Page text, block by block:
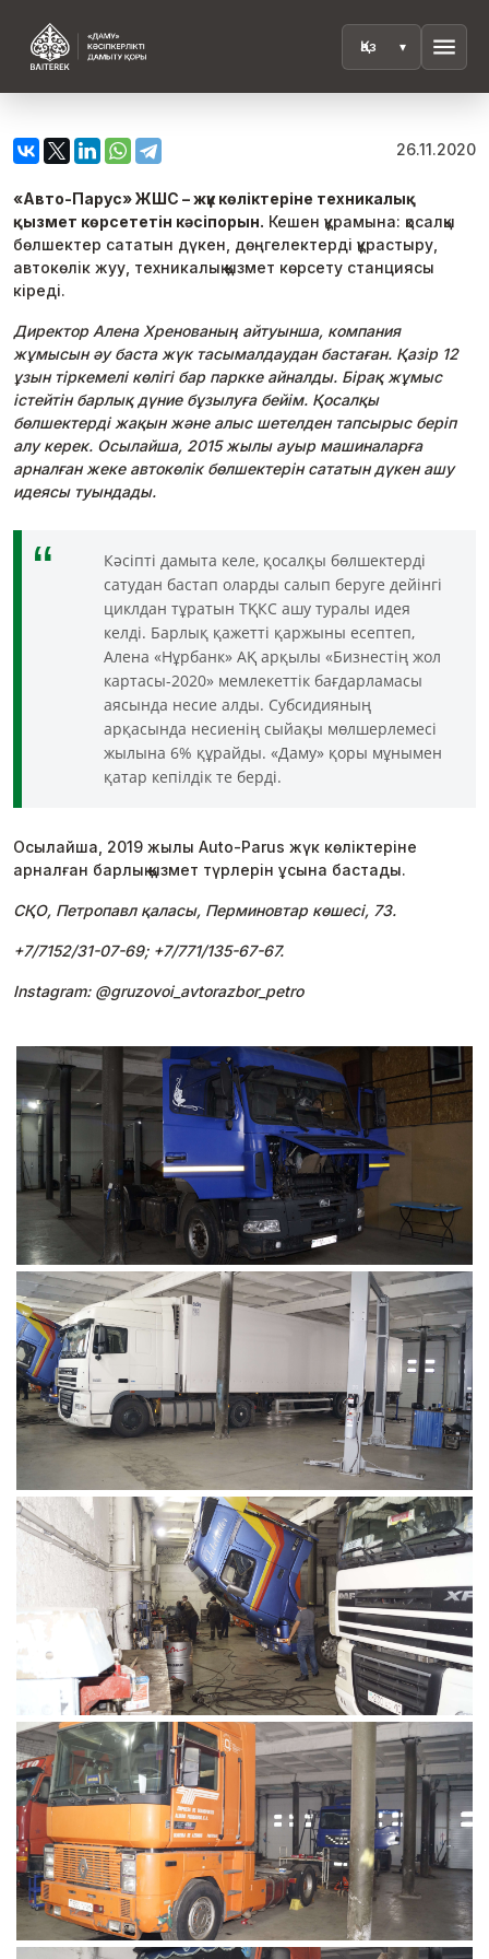
menu
26.11.2020
«Авто-Парус» ЖШС – жүк көліктеріне техникалық
қызмет көрсететін кәсіпорын. Кешен құрамына: қосалқы
бөлшектер сататын дүкен, дөңгелектерді құрастыру,
автокөлік жуу, техникалық қызмет көрсету станциясы
кіреді.
Директор Алена Хренованың айтуынша, компания
жұмысын әу баста жүк тасымалдаудан бастаған. Қазір 12
ұзын тіркемелі көлігі бар паркке айналды. Бірақ жұмыс
істейтін барлық дүние бұзылуға бейім. Қосалқы
бөлшектерді жақын және алыс шетелден тапсырыс беріп
алу керек. Осылайша, 2015 жылы ауыр машиналарға
арналған жеке автокөлік бөлшектерін сататын дүкен ашу
идеясы туындады.
Кәсіпті дамыта келе, қосалқы бөлшектерді
сатудан бастап оларды салып беруге дейінгі
циклдан тұратын ТҚКС ашу туралы идея
келді. Барлық қажетті қаржыны есептеп,
Алена «Нұрбанк» АҚ арқылы «Бизнестің жол
картасы-2020» мемлекеттік бағдарламасы
аясында несие алды. Субсидияның
арқасында несиенің сыйақы мөлшерлемесі
жылына 6% құрайды. «Даму» қоры мұнымен
қатар кепілдік те берді.
Осылайша, 2019 жылы Auto-Parus жүк көліктеріне
арналған барлық қызмет түрлерін ұсына бастады.
СҚО, Петропавл қаласы, Перминовтар көшесі, 73.
+7/7152/31-07-69; +7/771/135-67-67.
Instagram: @gruzovoi_avtorazbor_petro